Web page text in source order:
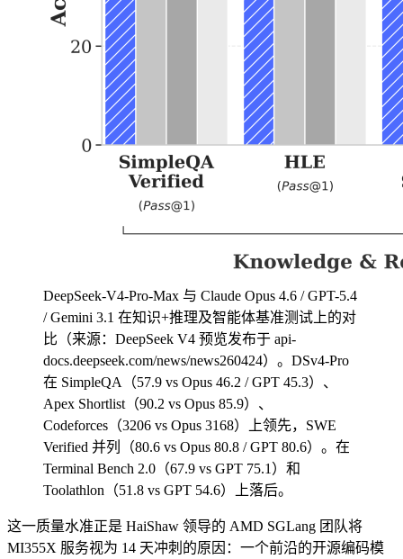
DeepSeek-V4-Pro-Max 与 Claude Opus 4.6 / GPT-5.4
/ Gemini 3.1 在知识+推理及智能体基准测试上的对
比（来源：DeepSeek V4 预览发布于 api-
docs.deepseek.com/news/news260424）。DSv4-Pro
在 SimpleQA（57.9 vs Opus 46.2 / GPT 45.3）、
Apex Shortlist（90.2 vs Opus 85.9）、
Codeforces（3206 vs Opus 3168）上领先，SWE
Verified 并列（80.6 vs Opus 80.8 / GPT 80.6）。在
Terminal Bench 2.0（67.9 vs GPT 75.1）和
Toolathlon（51.8 vs GPT 54.6）上落后。
这一质量水准正是 HaiShaw 领导的 AMD SGLang 团队将
MI355X 服务视为 14 天冲刺的原因：一个前沿的开源编码模